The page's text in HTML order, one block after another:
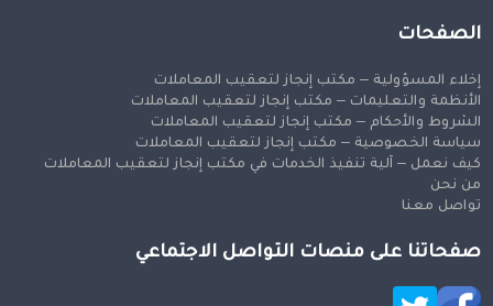
الصفحات
إخلاء المسؤولية – مكتب إنجاز لتعقيب المعاملات
الأنظمة والتعليمات – مكتب إنجاز لتعقيب المعاملات
الشروط والأحكام – مكتب إنجاز لتعقيب المعاملات
سياسة الخصوصية – مكتب إنجاز لتعقيب المعاملات
كيف نعمل – آلية تنفيذ الخدمات في مكتب إنجاز لتعقيب المعاملات
من نحن
تواصل معنا
صفحاتنا على منصات التواصل الاجتماعي